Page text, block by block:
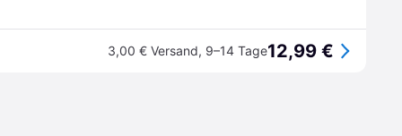
3,00 € Versand, 9–14 Tage12,99 €